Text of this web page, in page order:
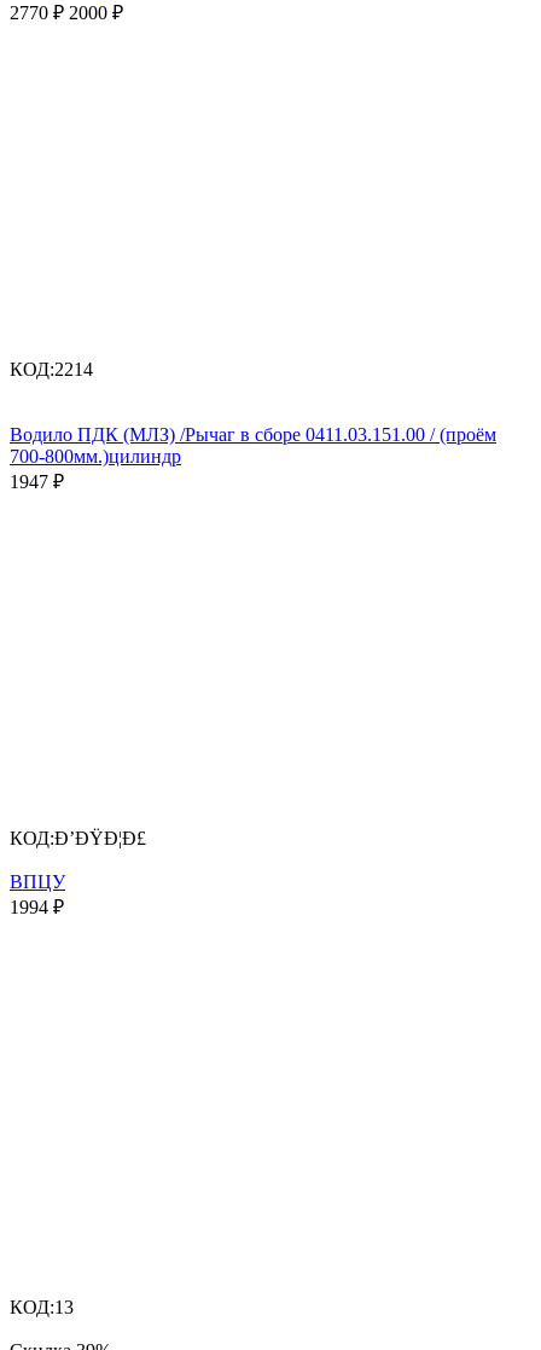
2770 ₽ 2000 ₽
КОД:2214
Водило ПДК (МЛЗ) /Рычаг в сборе 0411.03.151.00 / (проём
700-800мм.)цилиндр
1947 ₽
КОД:Ð’ÐŸÐ¦Ð£
ВПЦУ
1994 ₽
КОД:13